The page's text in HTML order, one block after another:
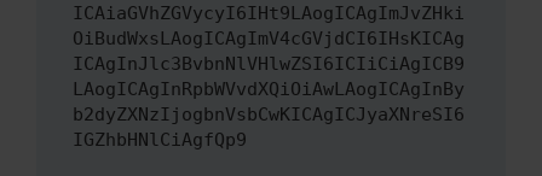
ICAiaGVhZGVycyI6IHt9LAogICAgImJvZHki
OiBudWxsLAogICAgImV4cGVjdCI6IHsKICAg
ICAgInJlc3BvbnNlVHlwZSI6ICIiCiAgICB9
LAogICAgInRpbWVvdXQiOiAwLAogICAgInBy
b2dyZXNzIjogbnVsbCwKICAgICJyaXNreSI6
IGZhbHNlCiAgfQp9